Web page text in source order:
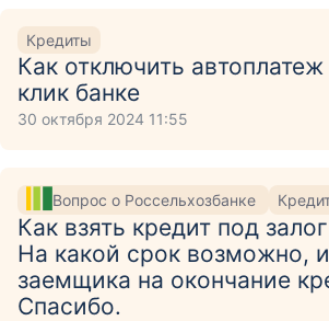
Кредиты
Как отключить
клик банке
30 октября 2024 11:55
Вопрос о Россельхозбанке
Как взять кредит под
На какой срок возможно,
заемщика на окончание
Спасибо.